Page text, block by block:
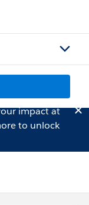
impact at
to unlock